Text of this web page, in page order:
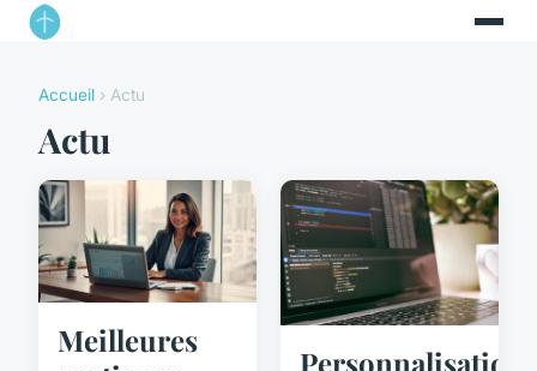
Accueil › Actu
Actu
Meilleures
Personnalisation